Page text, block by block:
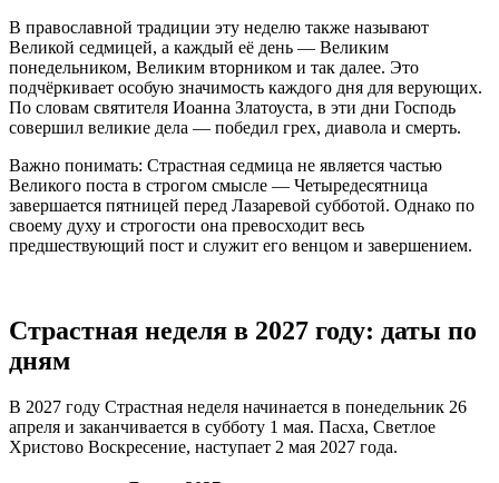
В православной традиции эту неделю также называют
Великой седмицей, а каждый её день — Великим
понедельником, Великим вторником и так далее. Это
подчёркивает особую значимость каждого дня для верующих.
По словам святителя Иоанна Златоуста, в эти дни Господь
совершил великие дела — победил грех, диавола и смерть.
Важно понимать: Страстная седмица не является частью
Великого поста в строгом смысле — Четыредесятница
завершается пятницей перед Лазаревой субботой. Однако по
своему духу и строгости она превосходит весь
предшествующий пост и служит его венцом и завершением.
Страстная неделя в 2027 году: даты по
дням
В 2027 году Страстная неделя начинается в понедельник 26
апреля и заканчивается в субботу 1 мая. Пасха, Светлое
Христово Воскресение, наступает 2 мая 2027 года.